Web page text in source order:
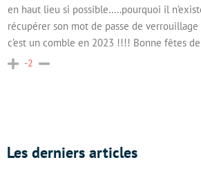
en haut lieu si possible…..pourquoi il
récupérer son mot de passe de
c’est un comble en 2023 !!!! Bonne fêtes
-2
Les derniers articles